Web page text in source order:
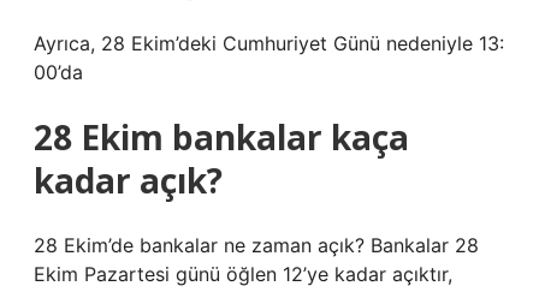
Ayrıca, 28 Ekim’deki Cumhuriyet Günü nedeniyle 13:
00’da
28 Ekim bankalar kaça
kadar açık?
28 Ekim’de bankalar ne zaman açık? Bankalar 28
Ekim Pazartesi günü öğlen 12’ye kadar açıktır,